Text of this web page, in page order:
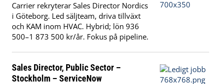
Carrier rekryterar Sales Director Nordics
i Göteborg. Led säljteam, driva tillväxt
och KAM inom HVAC. Hybrid; lön 936
500–1 873 500 kr/år. Fokus på pipeline.
Sales Director, Public Sector –
Stockholm – ServiceNow